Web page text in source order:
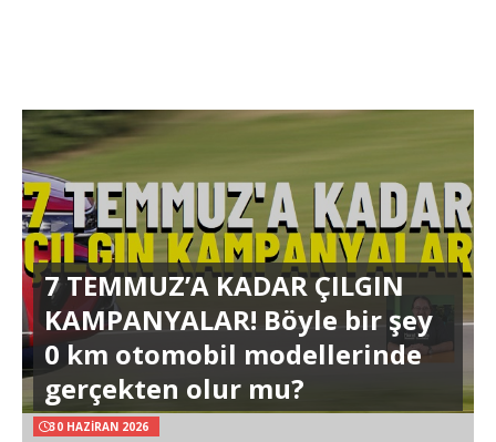
7 TEMMUZ’A KADAR ÇILGIN
KAMPANYALAR! Böyle bir şey
0 km otomobil modellerinde
gerçekten olur mu?
30 HAZIRAN 2026